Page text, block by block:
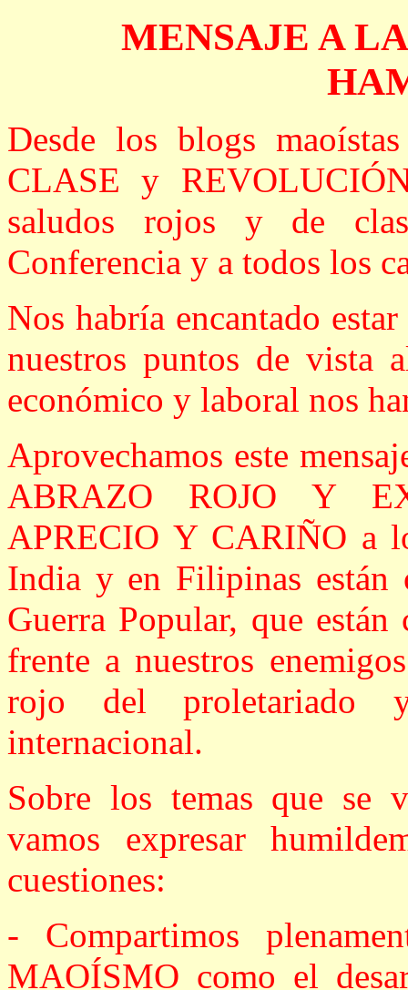
MENSAJE A
Desde los blogs
CLASE y
saludos rojos y de
Conferencia y a todos los
Nos habría encantado
nuestros puntos de vista
económico y laboral nos
Aprovechamos este
ABRAZO ROJO Y
APRECIO Y CARIÑO a
India y en Filipinas están
Guerra Popular, que
frente a nuestros
rojo del proletariado
internacional.
Sobre los temas que se
vamos expresar
cuestiones:
- Compartimos
MAOÍSMO como el